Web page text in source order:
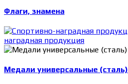
Флаги, знамена
наградная продукция
Медали универсальные (сталь)